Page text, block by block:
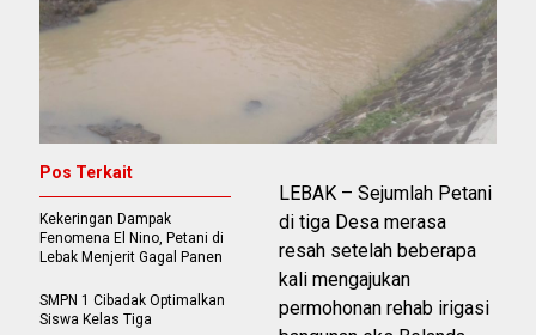
LEBAK – Sejumlah Petani
di tiga Desa merasa
resah setelah beberapa
kali mengajukan
permohonan rehab irigasi
Pos Terkait
Kekeringan Dampak
Fenomena El Nino, Petani di
Lebak Menjerit Gagal Panen
SMPN 1 Cibadak Optimalkan
Siswa Kelas Tiga